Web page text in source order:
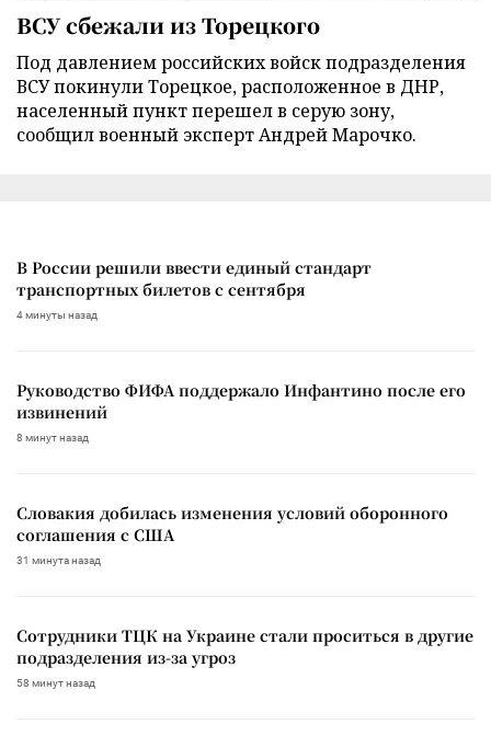
ВСУ сбежали из Торецкого
Под давлением российских войск подразделения
ВСУ покинули Торецкое, расположенное в ДНР,
населенный пункт перешел в серую зону,
сообщил военный эксперт Андрей Марочко.
В России решили ввести единый стандарт
транспортных билетов с сентября
4 минуты назад
Руководство ФИФА поддержало Инфантино после его
извинений
8 минут назад
Словакия добилась изменения условий оборонного
соглашения с США
31 минута назад
Сотрудники ТЦК на Украине стали проситься в другие
подразделения из-за угроз
58 минут назад